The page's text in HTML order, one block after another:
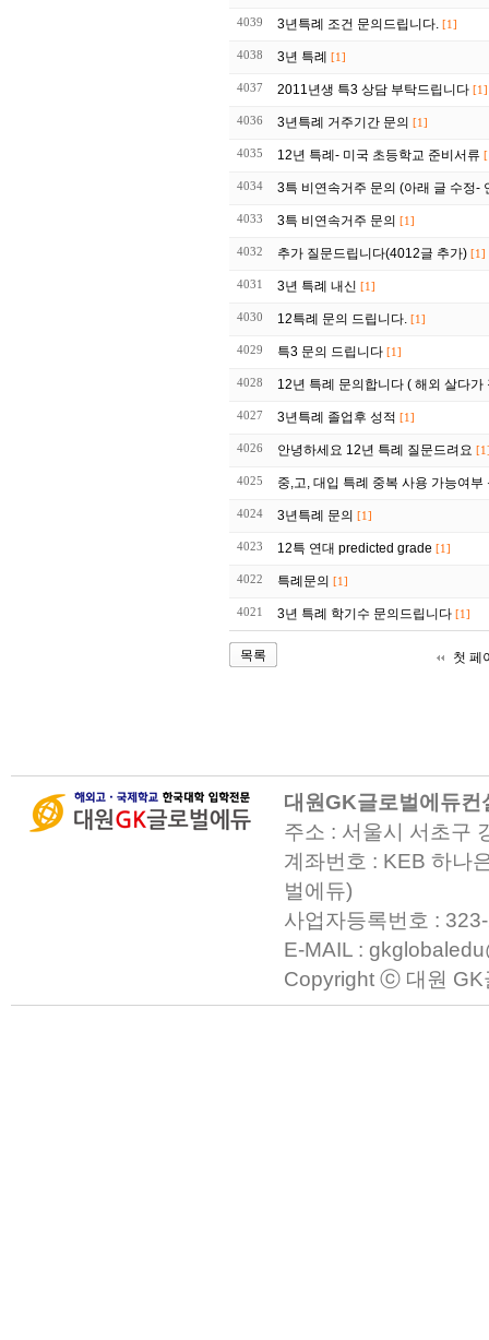
4039 3년특례 조건 문의드립니다. [1]
4038 3년 특례 [1]
4037 2011년생 특3 상담 부탁드립니다 [1]
4036 3년특례 거주기간 문의 [1]
4035 12년 특례- 미국 초등학교 준비서류
4034 3특 비연속거주 문의 (아래 글 수정-
4033 3특 비연속거주 문의 [1]
4032 추가 질문드립니다(4012글 추가) [1]
4031 3년 특례 내신 [1]
4030 12특례 문의 드립니다. [1]
4029 특3 문의 드립니다 [1]
4028 12년 특례 문의합니다 ( 해외 살다가
4027 3년특례 졸업후 성적 [1]
4026 안녕하세요 12년 특례 질문드려요
4025 중,고, 대입 특례 중복 사용 가능여부
4024 3년특례 문의 [1]
4023 12특 연대 predicted grade [1]
4022 특례문의 [1]
4021 3년 특례 학기수 문의드립니다 [1]
목록 첫 페
대원GK글로벌에듀
주소 : 서울시 서초구
계좌번호 : KEB 하나
벌에듀)
사업자등록번호 :
E-MAIL :
Copyright ⓒ 대원 GK